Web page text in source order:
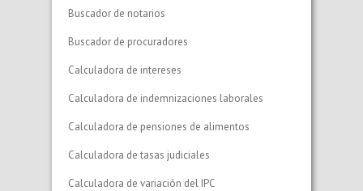
Buscador de notarios
Buscador de procuradores
Calculadora de intereses
Calculadora de indemnizaciones laborales
Calculadora de pensiones de alimentos
Calculadora de tasas judiciales
Calculadora de variación del IPC